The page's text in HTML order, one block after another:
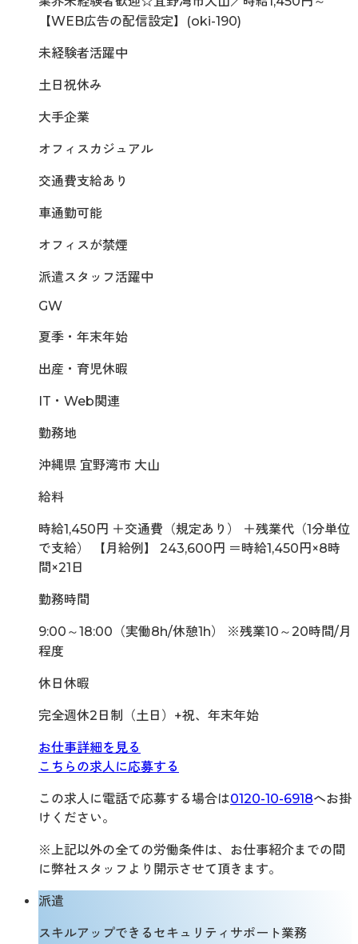
【WEB広告の配信設定】(oki-190)
未経験者活躍中
土日祝休み
大手企業
オフィスカジュアル
交通費支給あり
車通勤可能
オフィスが禁煙
派遣スタッフ活躍中
GW
夏季・年末年始
出産・育児休暇
IT・Web関連
勤務地
沖縄県 宜野湾市 大山
給料
時給1,450円 ＋交通費（規定あり） ＋残業代（1分単位
で支給） 【月給例】 243,600円 ＝時給1,450円×8時
間×21日
勤務時間
9:00～18:00（実働8h/休憩1h） ※残業10～20時間/月
程度
休日休暇
完全週休2日制（土日）+祝、年末年始
お仕事詳細を見る
こちらの求人に応募する
この求人に電話で応募する場合は0120-10-6918へお掛
けください。
※上記以外の全ての労働条件は、お仕事紹介までの間
に弊社スタッフより開示させて頂きます。
派遣
スキルアップできるセキュリティサポート業務